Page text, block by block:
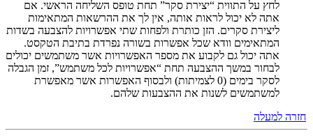
לחץ על התווית “יצירת סקר” תחת טופס השליחה הראשי. אם
אתה לא יכול לראות אותה, אין לך את ההרשאות המתאימות
ליצירת סקרים. הזן כותרת ולפחות שתי אפשרויות להצבעה בשדות
המתאימים וודא שכל אפשרות בשורה נפרדת בתיבת הטקסט.
אתה יכול גם לקבוע את מספר האפשרויות אשר משתמשים יכולים
לבחור במשך ההצבעה תחת “אפשרויות לכל משתמש”, זמן הגבלה
לסקר בימים (0 לצמיתות) ולבסוף האפשרות אשר מאפשרת
למשתמשים לשנות את ההצבעות שלהם.
חזרה למעלה